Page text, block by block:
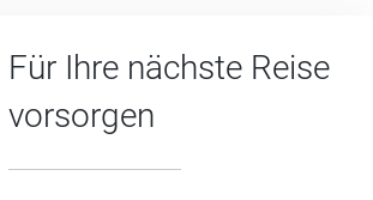
Für Ihre nächste Reise
vorsorgen